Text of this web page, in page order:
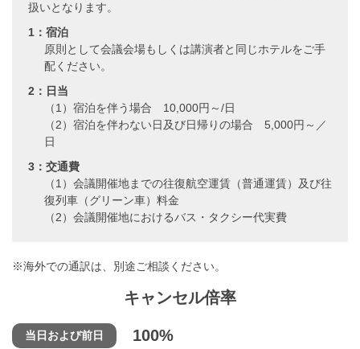
扱いとなります。
1：宿泊
原則として会議会場もしくは講演者と同じホテルをご手
配ください。
2：日当
（1）宿泊を伴う場合 10,000円～/日
（2）宿泊を伴わない日及び日帰りの場合 5,000円～／
日
3：交通費
（1）会議開催地までの往復航空運賃（普通運賃）及び往
復列車（グリーン車）料金
（2）会議開催地におけるバス・タクシー代実費
※海外での通訳は、別途ご相談ください。
キャンセル倍率
当日および前日 100%